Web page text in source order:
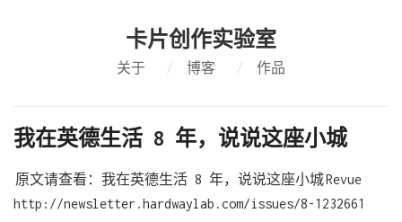
卡片创作实验室
关于 / 博客 / 作品
我在英德生活 8 年，说说这座小城
原文请查看：我在英德生活 8 年，说说这座小城Revue
http://newsletter.hardwaylab.com/issues/8-1232661